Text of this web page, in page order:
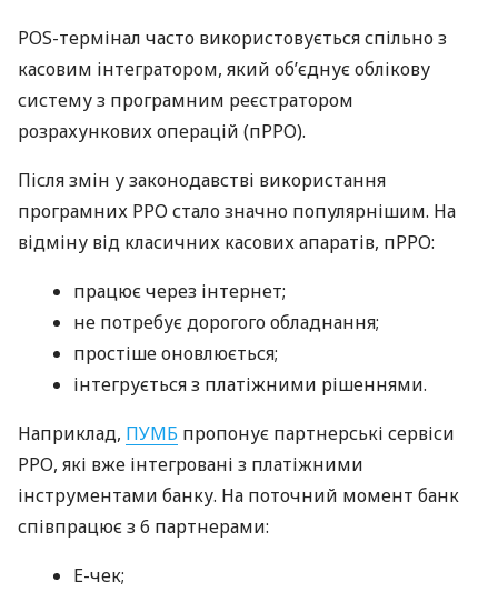
POS-термінал часто використовується спільно з
касовим інтегратором, який об’єднує облікову
систему з програмним реєстратором
розрахункових операцій (пРРО).
Після змін у законодавстві використання
програмних РРО стало значно популярнішим. На
відміну від класичних касових апаратів, пРРО:
працює через інтернет;
не потребує дорогого обладнання;
простіше оновлюється;
інтегрується з платіжними рішеннями.
Наприклад, ПУМБ пропонує партнерські сервіси
РРО, які вже інтегровані з платіжними
інструментами банку. На поточний момент банк
співпрацює з 6 партнерами:
E-чек;